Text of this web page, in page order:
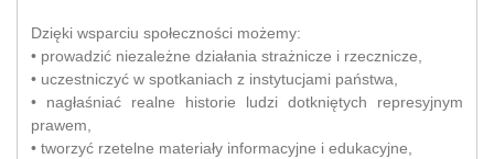
Dzięki wsparciu społeczności możemy:
• prowadzić niezależne działania strażnicze i rzecznicze,
• uczestniczyć w spotkaniach z instytucjami państwa,
• nagłaśniać realne historie ludzi dotkniętych represyjnym
prawem,
• tworzyć rzetelne materiały informacyjne i edukacyjne,